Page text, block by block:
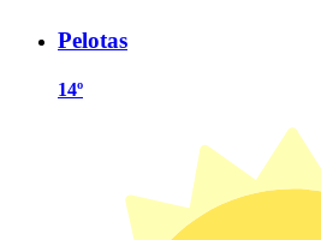
Pelotas
14º